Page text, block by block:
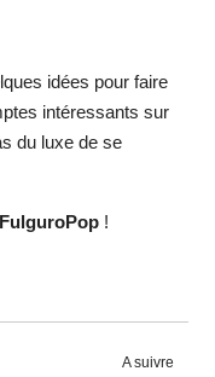
idées pour faire
intéressants sur
du luxe de se
FulguroPop!
A suivre